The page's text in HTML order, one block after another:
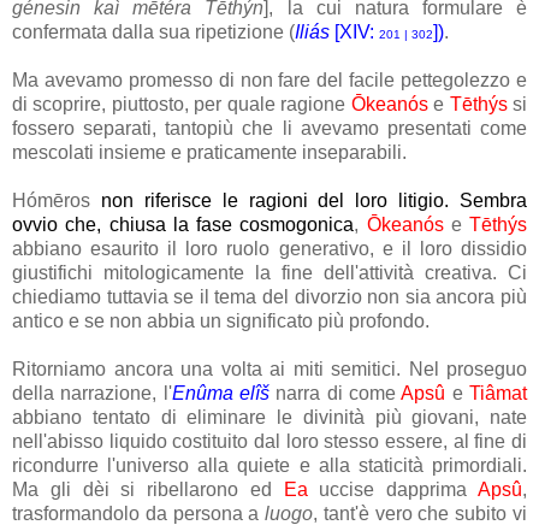
génesin kaì mētéra Tēthýn], la cui natura formulare è
confermata dalla sua ripetizione (Iliás [XIV: 201 | 302]).
Ma avevamo promesso di non fare del facile pettegolezzo e
di scoprire, piuttosto, per quale ragione Ōkeanóse Tēthýs si
fossero separati, tantopiù che li avevamo presentati come
mescolati insieme e praticamente inseparabili.
Hómēros non riferisce le ragioni del loro litigio. Sembra
ovvio che, chiusa la fase cosmogonica, Ōkeanóse Tēthýs
abbiano esaurito il loro ruolo generativo, e il loro dissidio
giustifichi mitologicamente la fine dell'attività creativa. Ci
chiediamo tuttavia se il tema del divorzio non sia ancora più
antico e se non abbia un significato più profondo.
Ritorniamo ancora una volta ai miti semitici. Nel proseguo
della narrazione, l'Enûma elîš narra di comeApsû eTiâmat
abbiano tentato di eliminare le divinità più giovani, nate
nell'abisso liquido costituito dal loro stesso essere, al fine di
ricondurre l'universo alla quiete e alla staticità primordiali.
Ma gli dèi si ribellarono ed
Ea uccise dapprimaApsû,
trasformandolo da persona aluogo, tant'è vero che subito vi